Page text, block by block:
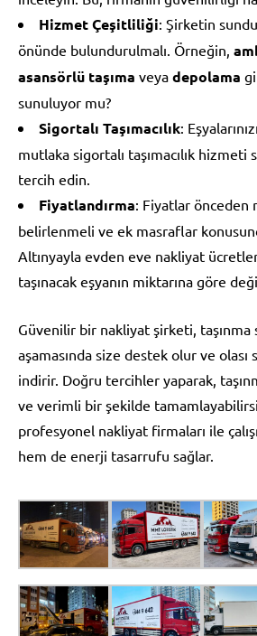
Hizmet Çeşitliliği: Şirketin
önünde bulundurulmalı. Örneğin,
asansörlü taşıma veya depolama
sunuluyor mu?
Sigortalı Taşımacılık:
mutlaka sigortalı taşımacılık hizmeti
tercih edin.
Fiyatlandırma: Fiyatlar önceden
belirlenmeli ve ek masraflar
Altınyayla evden eve nakliyat
taşınacak eşyanın miktarına göre
Güvenilir bir nakliyat şirketi, taşınma
aşamasında size destek olur ve olası
indirir. Doğru tercihler yaparak,
ve verimli bir şekilde
profesyonel nakliyat firmaları ile
hem de enerji tasarrufu sağlar.